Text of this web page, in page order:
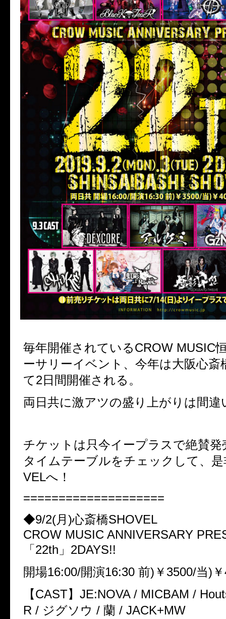
毎年開催されているCROW MUSIC
ーサリーイベント、今年は大阪心斎
て2日間開催される。
両日共に激アツの盛り上がりは間違
チケットは只今イープラスで絶賛発
タイムテーブルをチェックして、
VELへ！
====================
◆9/2(月)心斎橋SHOVEL
CROW MUSIC ANNIVERSARY
「22th」2DAYS!!
開場16:00/開演16:30 前)￥3500/当)
【CAST】JE:NOVA / MICBAM /
R / ジグソウ / 蘭 / JACK+MW